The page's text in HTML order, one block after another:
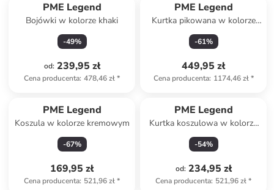
PME Legend
Bojówki w kolorze khaki
-49%
od: 239,95 zł
Cena producenta: 478,46 zł*
PME Legend
Kurtka pikowana w kolorze
czarnym
-61%
449,95 zł
Cena producenta: 1174,46 zł*
PME Legend
Koszula w kolorze kremowym
-67%
169,95 zł
Cena producenta: 521,96 zł*
PME Legend
Kurtka koszulowa w kolorze
kremowym
-54%
od: 234,95 zł
Cena producenta: 521,96 zł*